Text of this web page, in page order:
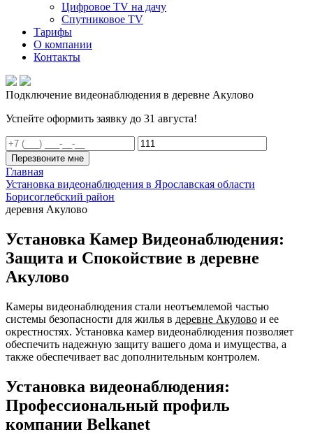
Цифровое TV на дачу
Спутниковое TV
Тарифы
О компании
Контакты
Подключение видеонаблюдения в деревне Акулово
Успейте оформить заявку до 31 августа!
Перезвоните мне
Главная
Установка видеонаблюдения в Ярославская области
Борисоглебский район
деревня Акулово
Установка Камер Видеонаблюдения:
Защита и Спокойствие в деревне
Акулово
Камеры видеонаблюдения стали неотъемлемой частью
системы безопасности для жилья в деревне Акулово и ее
окрестностях. Установка камер видеонаблюдения позволяет
обеспечить надежную защиту вашего дома и имущества, а
также обеспечивает вас дополнительным контролем.
Установка видеонаблюдения:
Профессиональный профиль
компании Belkanet